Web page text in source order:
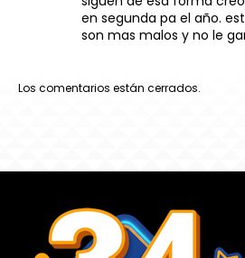
en segunda pa el año.
son mas malos y no le
Los comentarios están cerrados.